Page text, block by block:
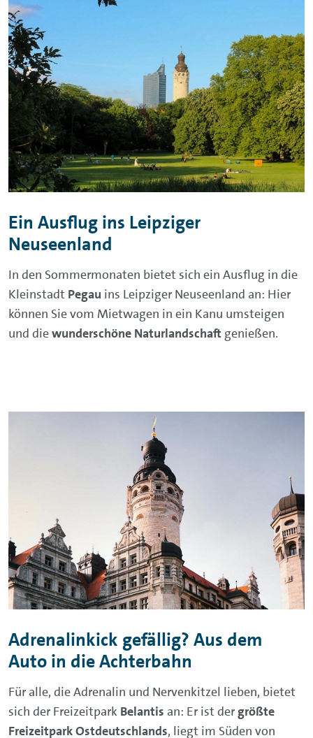
Ein Ausflug ins Leipziger
Neuseenland
In den Sommermonaten bietet sich ein Ausflug in die
Kleinstadt Pegau ins Leipziger Neuseenland an: Hier
können Sie vom Mietwagen in ein Kanu umsteigen
und diewunderschöne Naturlandschaft genießen.
Adrenalinkick gefällig? Aus dem
Auto in die Achterbahn
Für alle, die Adrenalin und Nervenkitzel lieben, bietet
sich der Freizeitpark Belantis an: Er ist der größte
Freizeitpark Ostdeutschlands, liegt im Süden von